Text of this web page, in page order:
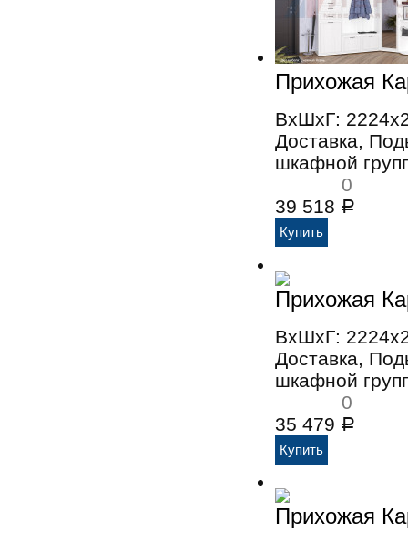
Прихожая
ВхШхГ:
Доставка,
шкафной
0
39 518 Р
Прихожая
ВхШхГ:
Доставка,
шкафной
0
35 479 Р
Прихожая